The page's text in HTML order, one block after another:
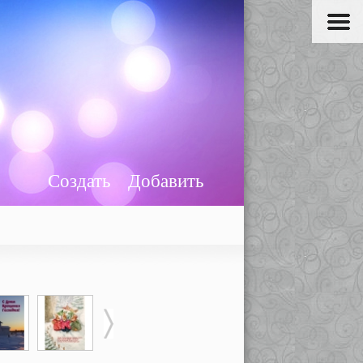
Добавить
Создать